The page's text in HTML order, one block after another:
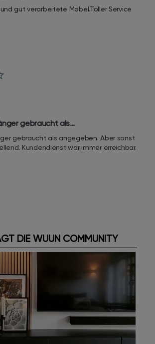
gut verarbeitete Möbel.Toller Service
gebraucht als…
gebraucht als angegeben. Aber sonst
Kundendienst war immer erreichbar.
DIE WUUN COMMUNITY